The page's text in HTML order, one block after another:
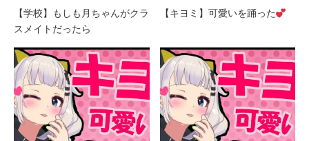
【学校】もしも月ちゃんがクラ
スメイトだったら
【キヨミ】可愛いを踊った